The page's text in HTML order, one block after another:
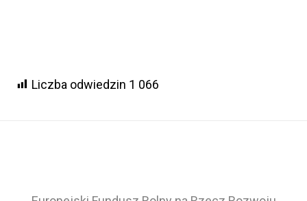
Liczba odwiedzin 1 066